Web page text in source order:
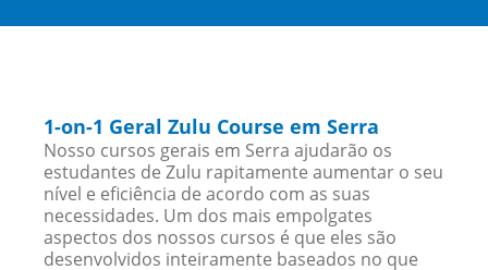
1-on-1 Geral Zulu Course em Serra
Nosso cursos gerais em Serra ajudarão os
estudantes de Zulu rapitamente aumentar o seu
nível e eficiência de acordo com as suas
necessidades. Um dos mais empolgates
aspectos dos nossos cursos é que eles são
desenvolvidos inteiramente baseados no que